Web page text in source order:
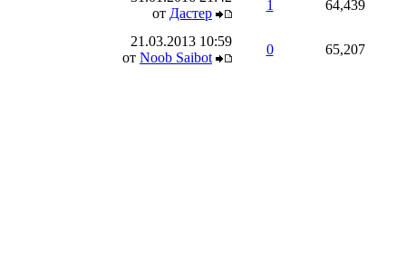
от Дастер
1 64,439
21.03.2013 10:59
от Noob Saibot
0 65,207